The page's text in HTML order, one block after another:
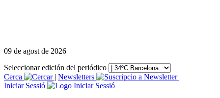
09 de agost de 2026
Seleccionar edición del periódico
Cerca
| Newsletters
|
Iniciar Sessió